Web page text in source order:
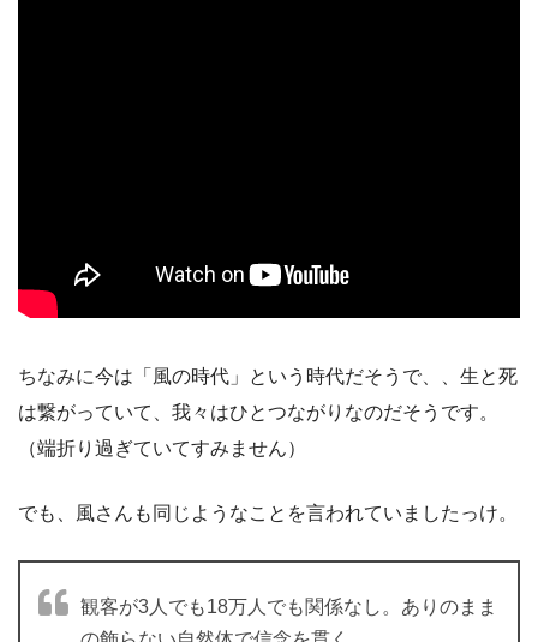
ちなみに今は「風の時代」という時代だそうで、、生と死
は繋がっていて、我々はひとつながりなのだそうです。
（端折り過ぎていてすみません）
でも、風さんも同じようなことを言われていましたっけ。
観客が3人でも18万人でも関係なし。ありのまま